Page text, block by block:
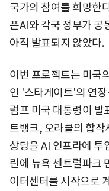
국가의 참여를 희망한
픈AI와 각국 정부가 공
아직 발표되지 않았다.
이번 프로젝트는 미국
인 '스타게이트'의 연
럼프 미국 대통령이
트뱅크, 오라클의 합
상당을 AI 인프라에 투
린에 뉴욕 센트럴파크
이터센터를 시작으로